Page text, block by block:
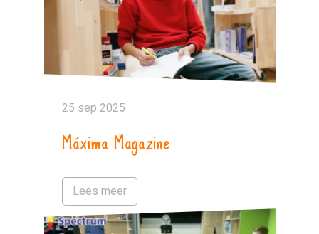
25 sep 2025
Máxima Magazine
Lees meer